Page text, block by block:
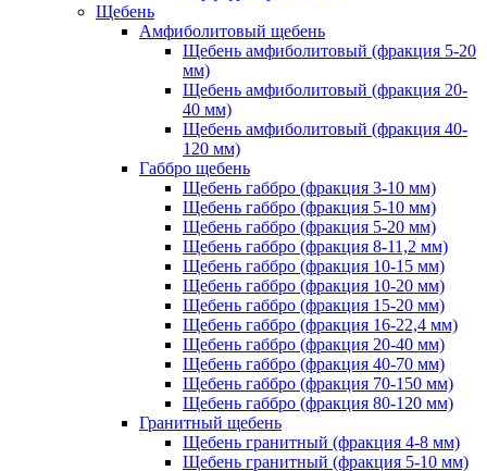
Щебень
Амфиболитовый щебень
Щебень амфиболитовый (фракция 5-20
мм)
Щебень амфиболитовый (фракция 20-
40 мм)
Щебень амфиболитовый (фракция 40-
120 мм)
Габбро щебень
Щебень габбро (фракция 3-10 мм)
Щебень габбро (фракция 5-10 мм)
Щебень габбро (фракция 5-20 мм)
Щебень габбро (фракция 8-11,2 мм)
Щебень габбро (фракция 10-15 мм)
Щебень габбро (фракция 10-20 мм)
Щебень габбро (фракция 15-20 мм)
Щебень габбро (фракция 16-22,4 мм)
Щебень габбро (фракция 20-40 мм)
Щебень габбро (фракция 40-70 мм)
Щебень габбро (фракция 70-150 мм)
Щебень габбро (фракция 80-120 мм)
Гранитный щебень
Щебень гранитный (фракция 4-8 мм)
Щебень гранитный (фракция 5-10 мм)